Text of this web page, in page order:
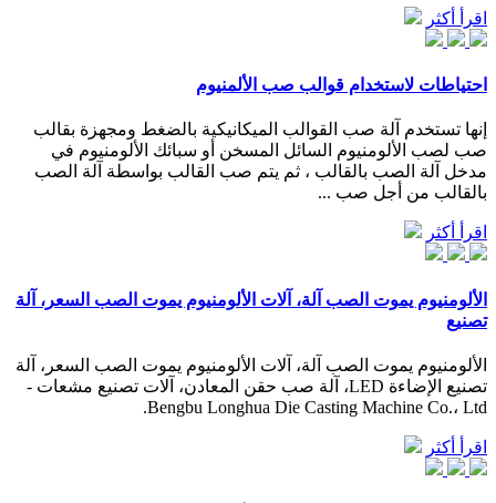
اقرأ أكثر
احتياطات لاستخدام قوالب صب الألمنيوم
إنها تستخدم آلة صب القوالب الميكانيكية بالضغط ومجهزة بقالب
صب لصب الألومنيوم السائل المسخن أو سبائك الألومنيوم في
مدخل آلة الصب بالقالب ، ثم يتم صب القالب بواسطة آلة الصب
بالقالب من أجل صب ...
اقرأ أكثر
الألومنيوم يموت الصب آلة، آلات الألومنيوم يموت الصب السعر، آلة
تصنيع
الألومنيوم يموت الصب آلة، آلات الألومنيوم يموت الصب السعر، آلة
تصنيع الإضاءة LED، آلة صب حقن المعادن، آلات تصنيع مشعات -
Bengbu Longhua Die Casting Machine Co.، Ltd.
اقرأ أكثر